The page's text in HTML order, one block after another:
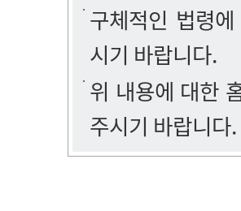
구체적인 법령
시기 바랍니다.
위 내용에 대한
주시기 바랍니다.